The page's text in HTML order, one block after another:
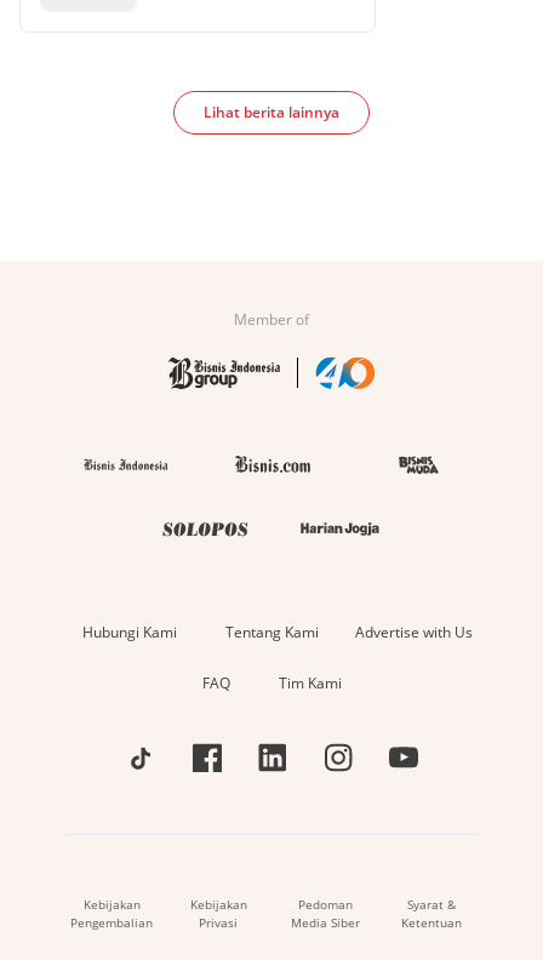
Lihat berita lainnya
Member of
Hubungi Kami Tentang Kami Advertise with Us
FAQ Tim Kami
Kebijakan
Pengembalian
Kebijakan
Privasi
Pedoman
Media Siber
Syarat &
Ketentuan